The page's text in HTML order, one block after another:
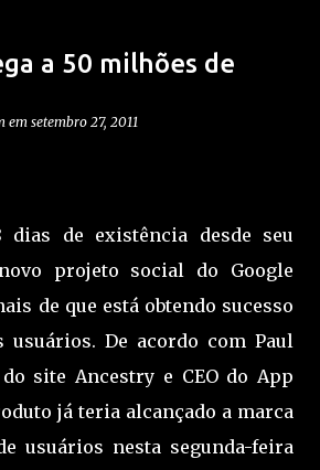
a 50 milhões de
em setembro 27, 2011
dias de existência desde seu
projeto social do Google
de que está obtendo sucesso
usuários. De acordo com Paul
site Ancestry e CEO do App
já teria alcançado a marca
usuários nesta segunda-feira